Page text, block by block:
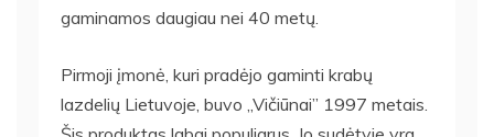
gaminamos daugiau nei 40 metų.
Pirmoji įmonė, kuri pradėjo gaminti krabų
lazdelių Lietuvoje, buvo „Vičiūnai” 1997 metais.